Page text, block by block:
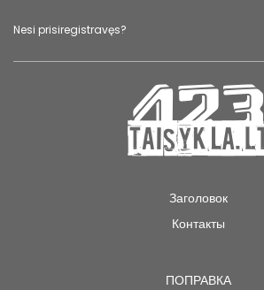
Nesi prisiregistravęs?
Заголовок
Контакты
ПОПРАВКА